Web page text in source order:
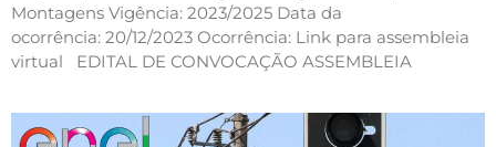
Montagens Vigência: 2023/2025 Data da
ocorrência: 20/12/2023 Ocorrência: Link para assembleia
virtual EDITAL DE CONVOCAÇÃO ASSEMBLEIA